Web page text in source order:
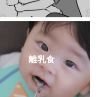
離乳食